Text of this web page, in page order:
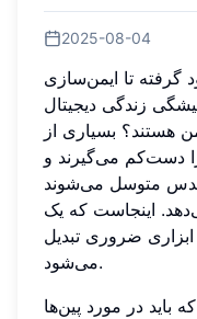
2025-08-04
گرفته تا ایمن‌سازی
زندگی دیجیتال
هستند؟ بسیاری از
دست‌کم می‌گیرند و
حدس متوسل می‌شوند
اینجاست که یک
ضروری تبدیل
می‌شود.
باید در مورد پین‌ها